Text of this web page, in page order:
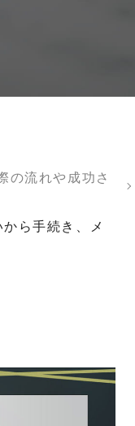
の流れや成功さ
ら手続き、メ